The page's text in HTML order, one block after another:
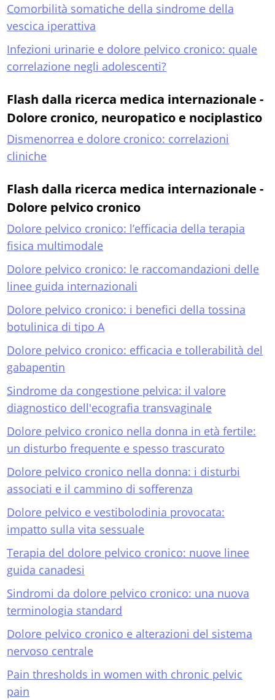
Comorbilità somatiche della sindrome della
vescica iperattiva
Infezioni urinarie e dolore pelvico cronico: quale
correlazione negli adolescenti?
Flash dalla ricerca medica internazionale -
Dolore cronico, neuropatico e nociplastico
Dismenorrea e dolore cronico: correlazioni
cliniche
Flash dalla ricerca medica internazionale -
Dolore pelvico cronico
Dolore pelvico cronico: l’efficacia della terapia
fisica multimodale
Dolore pelvico cronico: le raccomandazioni delle
linee guida internazionali
Dolore pelvico cronico: i benefici della tossina
botulinica di tipo A
Dolore pelvico cronico: efficacia e tollerabilità del
gabapentin
Sindrome da congestione pelvica: il valore
diagnostico dell'ecografia transvaginale
Dolore pelvico cronico nella donna in età fertile:
un disturbo frequente e spesso trascurato
Dolore pelvico cronico nella donna: i disturbi
associati e il cammino di sofferenza
Dolore pelvico e vestibolodinia provocata:
impatto sulla vita sessuale
Terapia del dolore pelvico cronico: nuove linee
guida canadesi
Sindromi da dolore pelvico cronico: una nuova
terminologia standard
Dolore pelvico cronico e alterazioni del sistema
nervoso centrale
Pain thresholds in women with chronic pelvic
pain